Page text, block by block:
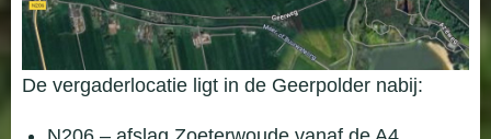
De vergaderlocatie ligt in de Geerpolder nabij: